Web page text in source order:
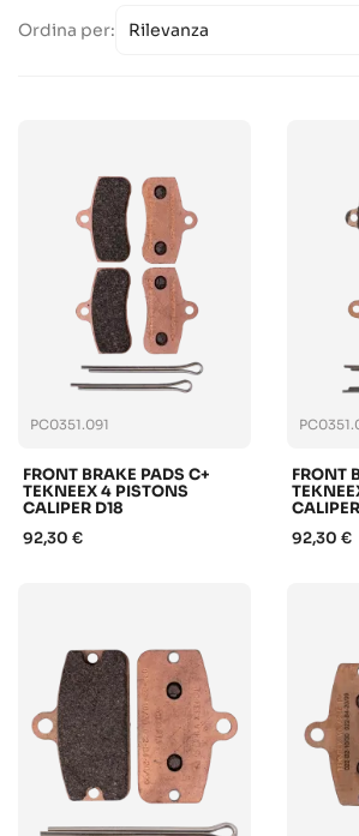
Ordina per: Rilevanza
PC0351.091
FRONT BRAKE PADS C+
TEKNEEX 4 PISTONS
CALIPER D18
92,30 €
FRONT
92,30 €